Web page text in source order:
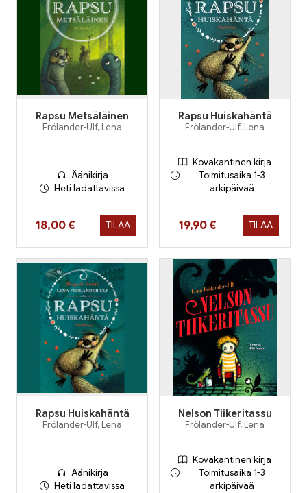
Rapsu Metsäläinen
Frölander-Ulf, Lena
Äänikirja
Heti ladattavissa
Hinta nyt
18,00 € TILAA
Rapsu Huiskahäntä
Frölander-Ulf, Lena
Kovakantinen kirja
Toimitusaika 1-3
arkipäivää
Hinta nyt
19,90 € TILAA
Rapsu Huiskahäntä
Frölander-Ulf, Lena
Äänikirja
Heti ladattavissa
Nelson Tiikeritassu
Frölander-Ulf, Lena
Kovakantinen kirja
Toimitusaika 1-3
arkipäivää